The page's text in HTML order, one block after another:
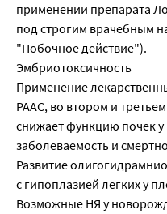
применении препарата
под строгим врачебным
"Побочное действие").
Эмбриотоксичность
Применение
РААС, во втором и
снижает функцию почек у
заболеваемость и
Развитие
с гипоплазией легких у
Возможные НЯ у